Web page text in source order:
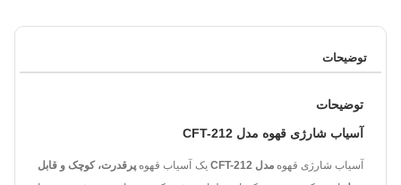
توضیحات
توضیحات
آسیاب شارژی قهوه مدل CFT-212
آسیاب شارژی قهوهمدل CFT-212 یک آسیاب قهوه پرقدرت، کوچک و قابل